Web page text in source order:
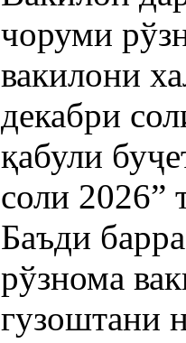
чоруми
вакилони
декабри
қабули
соли 2026”
Баъди
рўзнома
гузоштани